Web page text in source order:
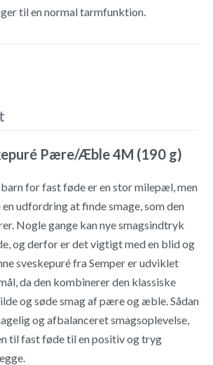
til en normal tarmfunktion.
Pære/Æble 4M (190 g)
for fast føde er en stor milepæl, men
udfordring at finde smage, som den
Nogle gange kan nye smagsindtryk
og derfor er det vigtigt med en blid og
sveskepuré fra Semper er udviklet
da den kombinerer den klassiske
og søde smag af pære og æble. Sådan
og afbalanceret smagsoplevelse,
til fast føde til en positiv og tryg